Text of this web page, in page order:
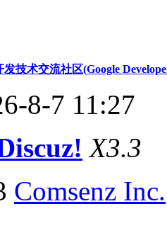
发技术交流社区(Google
8-7 11:27
X3.3
Comsenz Inc.